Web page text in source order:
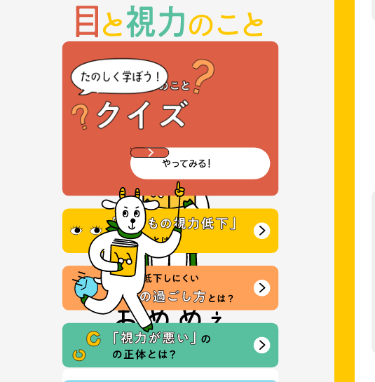
メッセージ
やってみる!